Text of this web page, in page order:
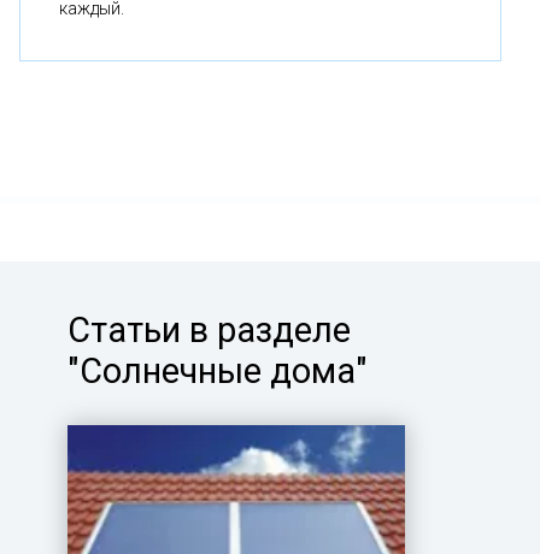
каждый.
Статьи в разделе
"Солнечные дома"